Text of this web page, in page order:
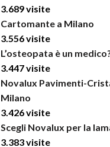
3.689 visite
Cartomante a Milano
3.556 visite
L’osteopata è un
3.447 visite
Novalux Pavimenti-
Milano
3.426 visite
Scegli Novalux per la
3.383 visite